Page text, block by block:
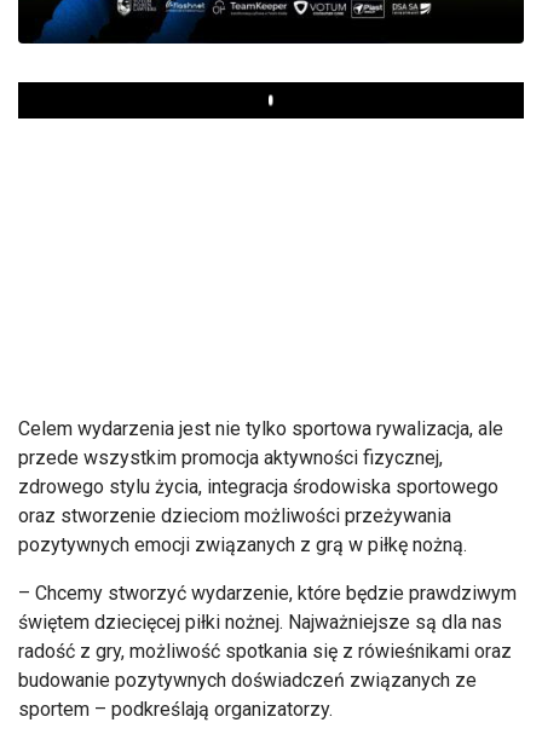
Play
Celem wydarzenia jest nie tylko sportowa rywalizacja, ale
przede wszystkim promocja aktywności fizycznej,
zdrowego stylu życia, integracja środowiska sportowego
oraz stworzenie dzieciom możliwości przeżywania
pozytywnych emocji związanych z grą w piłkę nożną.
– Chcemy stworzyć wydarzenie, które będzie prawdziwym
świętem dziecięcej piłki nożnej. Najważniejsze są dla nas
radość z gry, możliwość spotkania się z rówieśnikami oraz
budowanie pozytywnych doświadczeń związanych ze
sportem – podkreślają organizatorzy.